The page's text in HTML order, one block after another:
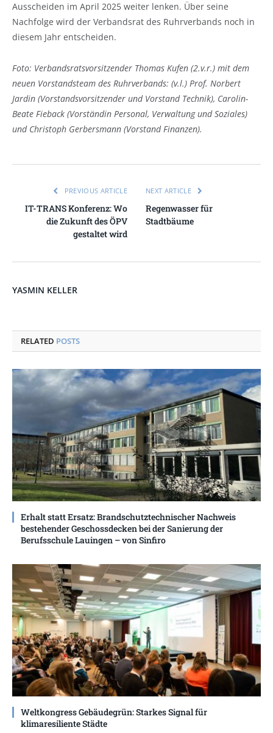
Ausscheiden im April 2025 weiter lenken. Über seine
Nachfolge wird der Verbandsrat des Ruhrverbands noch in
diesem Jahr entscheiden.
Foto: Verbandsratsvorsitzender Thomas Kufen (2.v.r.) mit dem
neuen Vorstandsteam des Ruhrverbands: (v.l.) Prof. Norbert
Jardin (Vorstandsvorsitzender und Vorstand Technik), Carolin-
Beate Fieback (Vorständin Personal, Verwaltung und Soziales)
und Christoph Gerbersmann (Vorstand Finanzen).
PREVIOUS ARTICLE
IT-TRANS Konferenz: Wo
die Zukunft des ÖPV
gestaltet wird
NEXT ARTICLE
Regenwasser für
Stadtbäume
YASMIN KELLER
RELATED POSTS
Erhalt statt Ersatz: Brandschutztechnischer Nachweis
bestehender Geschossdecken bei der Sanierung der
Berufsschule Lauingen – von Sinfiro
Weltkongress Gebäudegrün: Starkes Signal für
klimaresiliente Städte